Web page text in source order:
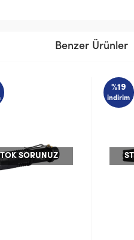
Benzer Ürünler
STOK SORUNUZ